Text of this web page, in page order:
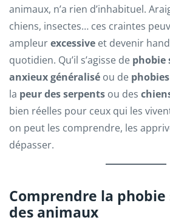
animaux, n’a rien d’inhabituel.
chiens, insectes… ces craintes
ampleurexcessive et devenir
quotidien. Qu’il s’agisse de phobie
anxieux généralisé ou de
la peur des serpents ou des
bien réelles pour ceux qui les
on peut les comprendre, les
dépasser.
Comprendre la
des animaux